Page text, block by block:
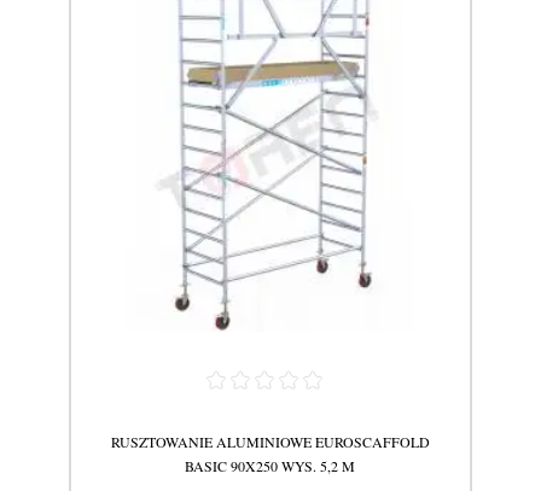
RUSZTOWANIE ALUMINIOWE EUROSCAFFOLD
BASIC 90X250 WYS. 5,2 M